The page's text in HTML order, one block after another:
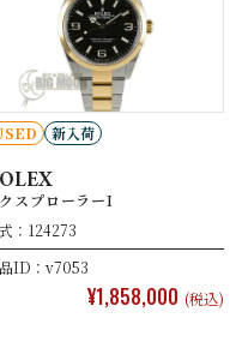
新入荷
スプローラーI
：124273
ID：v7053
¥1,858,000 (税込)